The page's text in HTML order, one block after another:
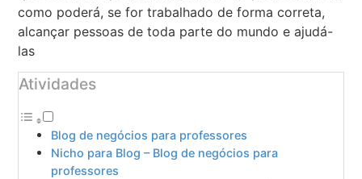
como poderá, se for trabalhado de forma correta,
alcançar pessoas de toda parte do mundo e ajudá-
las
Atividades
Blog de negócios para professores
Nicho para Blog – Blog de negócios para
professores